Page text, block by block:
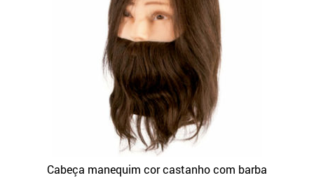
Cabeça manequim cor castanho com barba